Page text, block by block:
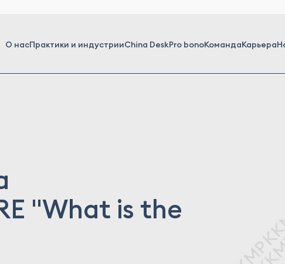
О насПрактики и индустрииChina DeskPro bonoКомандаКарьера
"What is the